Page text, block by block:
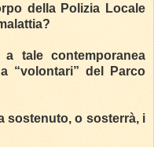
della Polizia Locale
tale contemporanea
“volontari” del Parco
sostenuto, o sosterrà, i